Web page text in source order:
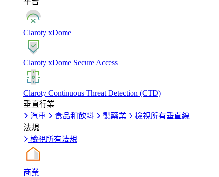
平台
Claroty xDome
Claroty xDome Secure Access
Claroty Continuous Threat Detection (CTD)
垂直行業
汽車
食品和飲料 製藥業
檢視所有垂直線
法規
檢視所有法規
商業